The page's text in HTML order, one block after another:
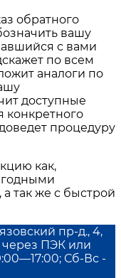
обратного
вашу
с вами
по всем
аналоги по
доступные
конкретного
процедуру
как,
, а так же с быстрой
пр-д., 4,
через ПЭК или
Сб-Вс -